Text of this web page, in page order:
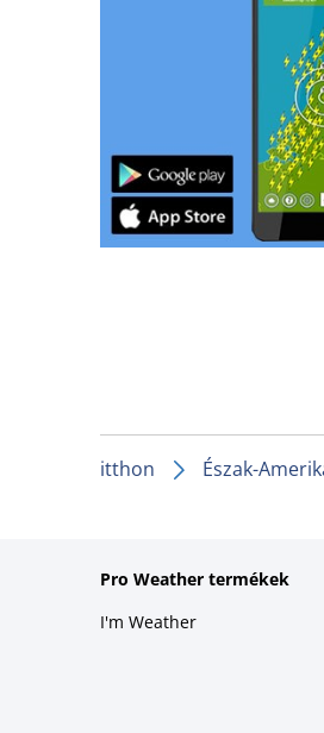
itthon Észak-
Pro Weather termékek
I'm Weather